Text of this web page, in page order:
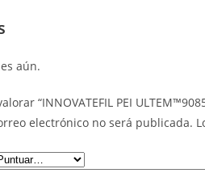
aún.
“INNOVATEFIL PEI
electrónico no será publicada.